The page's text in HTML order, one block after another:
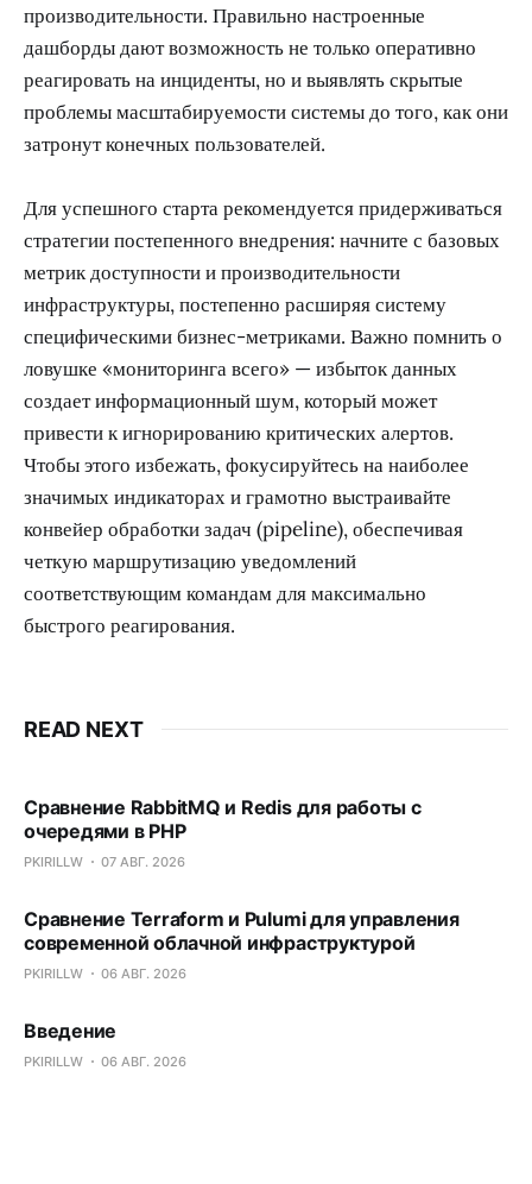
производительности. Правильно настроенные
дашборды дают возможность не только оперативно
реагировать на инциденты, но и выявлять скрытые
проблемы масштабируемости системы до того, как они
затронут конечных пользователей.
Для успешного старта рекомендуется придерживаться
стратегии постепенного внедрения: начните с базовых
метрик доступности и производительности
инфраструктуры, постепенно расширяя систему
специфическими бизнес-метриками. Важно помнить о
ловушке «мониторинга всего» — избыток данных
создает информационный шум, который может
привести к игнорированию критических алертов.
Чтобы этого избежать, фокусируйтесь на наиболее
значимых индикаторах и грамотно выстраивайте
конвейер обработки задач (pipeline), обеспечивая
четкую маршрутизацию уведомлений
соответствующим командам для максимально
быстрого реагирования.
READ NEXT
Сравнение RabbitMQ и Redis для работы с
очередями в PHP
PKIRILLW 07 АВГ. 2026
Сравнение Terraform и Pulumi для управления
современной облачной инфраструктурой
PKIRILLW 06 АВГ. 2026
Введение
PKIRILLW 06 АВГ. 2026